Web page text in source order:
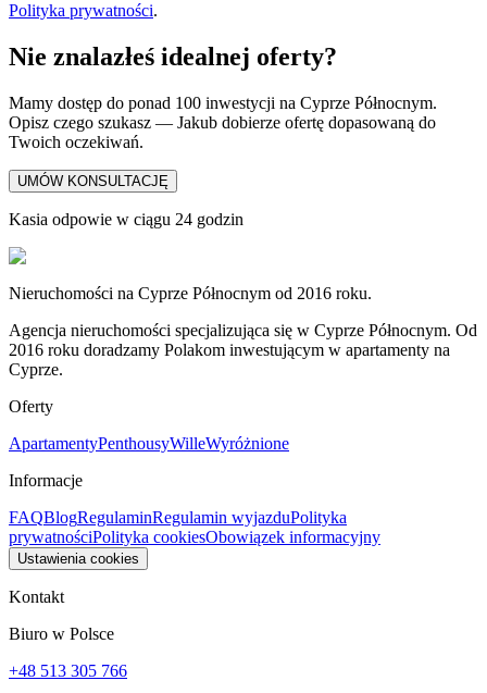
Polityka prywatności.
Nie znalazłeś idealnej oferty?
Mamy dostęp do ponad 100 inwestycji na Cyprze Północnym.
Opisz czego szukasz — Jakub dobierze ofertę dopasowaną do
Twoich oczekiwań.
UMÓW KONSULTACJĘ
Kasia odpowie w ciągu 24 godzin
Nieruchomości na Cyprze Północnym od 2016 roku.
Agencja nieruchomości specjalizująca się w Cyprze Północnym. Od
2016 roku doradzamy Polakom inwestującym w apartamenty na
Cyprze.
Oferty
ApartamentyPenthousyWilleWyróżnione
Informacje
FAQBlogRegulaminRegulamin wyjazduPolityka
prywatnościPolityka cookiesObowiązek informacyjny
Ustawienia cookies
Kontakt
Biuro w Polsce
+48 513 305 766